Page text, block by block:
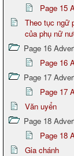
Page 15
Theo tục ngữ
của phụ nữ
Page 16
Page 16
Page 17
Page 17
Văn uyển
Page 18
Page 18
Gia chánh